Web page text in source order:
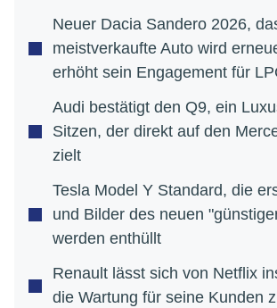
Neuer Dacia Sandero 2026,
meistverkaufte Auto wird
erhöht sein Engagement für
Audi bestätigt den Q9, ein
Sitzen, der direkt auf den
zielt
Tesla Model Y Standard, die
und Bilder des neuen
werden enthüllt
Renault lässt sich von Netflix
die Wartung für seine Kunden